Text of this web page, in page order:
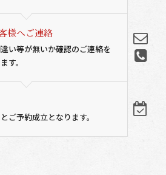
様へご連絡
い等が無いか確認のご連絡を
す。
ご予約成立となります。